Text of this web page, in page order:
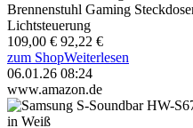
Brennenstuhl Gaming
Lichtsteuerung
109,00 € 92,22 €
zum ShopWeiterlesen
06.01.26 08:24
www.amazon.de